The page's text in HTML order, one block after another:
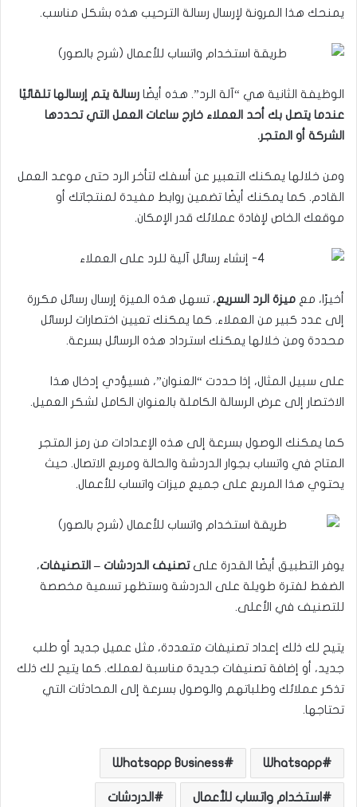
يمنحك هذا المرونة لإرسال رسالة الترحيب هذه بشكل مناسب.
الوظيفة الثانية هي “آلة الرد”. هذه أيضًا رسالة يتم إرسالها تلقائيًا
عندما يتصل بك أحد العملاء خارج ساعات العمل التي تحددها
الشركة أو المتجر.
ومن خلالها يمكنك التعبير عن أسفك لتأخر الرد حتى موعد العمل
القادم. كما يمكنك أيضًا تضمين روابط مفيدة لمنتجاتك أو
موقعك الخاص لإفادة عملائك قدر الإمكان.
أخيرًا، مع ميزة الرد السريع، تسهل هذه الميزة إرسال رسائل مكررة
إلى عدد كبير من العملاء. كما يمكنك تعيين اختصارات لرسائل
محددة ومن خلالها يمكنك استرداد هذه الرسائل بسرعة.
على سبيل المثال، إذا حددت “العنوان”، فسيؤدي إدخال هذا
الاختصار إلى عرض الرسالة الكاملة بالعنوان الكامل لشكر العميل.
كما يمكنك الوصول بسرعة إلى هذه الإعدادات من رمز المتجر
المتاح في واتساب بجوار الدردشة والحالة ومربع الاتصال. حيث
يحتوي هذا المربع على جميع ميزات واتساب للأعمال.
يوفر التطبيق أيضًا القدرة على تصنيف الدردشات – التصنيفات،
الضغط لفترة طويلة على الدردشة وستظهر تسمية مخصصة
للتصنيف في الأعلى.
يتيح لك ذلك إعداد تصنيفات متعددة، مثل عميل جديد أو طلب
جديد، أو إضافة تصنيفات جديدة مناسبة لعملك. كما يتيح لك ذلك
تذكر عملائك وطلباتهم والوصول بسرعة إلى المحادثات التي
تحتاجها.
Whatsapp
Whatsapp Business
استخدام واتساب للأعمال الدردشات